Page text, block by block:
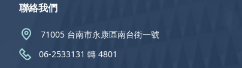
聯絡我們
71005 台南市永康區南台街一號
06-2533131 轉 4801